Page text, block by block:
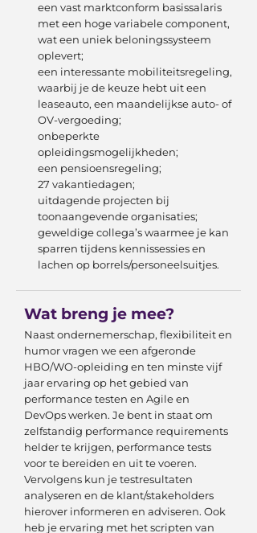
een vast marktconform basissalaris
met een hoge variabele component,
wat een uniek beloningssysteem
oplevert;
een interessante mobiliteitsregeling,
waarbij je de keuze hebt uit een
leaseauto, een maandelijkse auto- of
OV-vergoeding;
onbeperkte
opleidingsmogelijkheden;
een pensioensregeling;
27 vakantiedagen;
uitdagende projecten bij
toonaangevende organisaties;
geweldige collega’s waarmee je kan
sparren tijdens kennissessies en
lachen op borrels/personeelsuitjes.
Wat breng je mee?
Naast ondernemerschap, flexibiliteit en
humor vragen we een afgeronde
HBO/WO-opleiding en ten minste vijf
jaar ervaring op het gebied van
performance testen en Agile en
DevOps werken. Je bent in staat om
zelfstandig performance requirements
helder te krijgen, performance tests
voor te bereiden en uit te voeren.
Vervolgens kun je testresultaten
analyseren en de klant/stakeholders
hierover informeren en adviseren. Ook
heb je ervaring met het scripten van